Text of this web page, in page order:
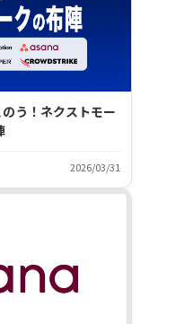
う！ネクストモー
2026/03/31